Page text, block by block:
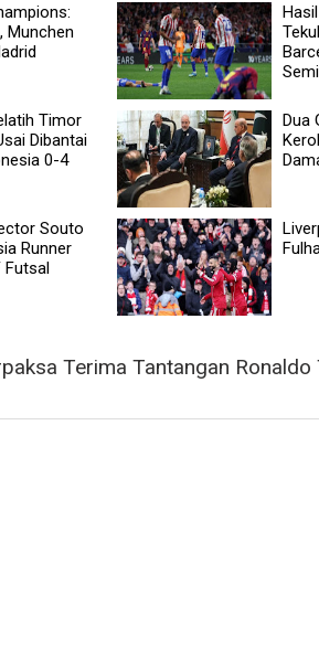
Munchen
Timor
Dibantai
0-4
Dua
Souto
Runner
Futsal
Terima Tantangan Ronaldo